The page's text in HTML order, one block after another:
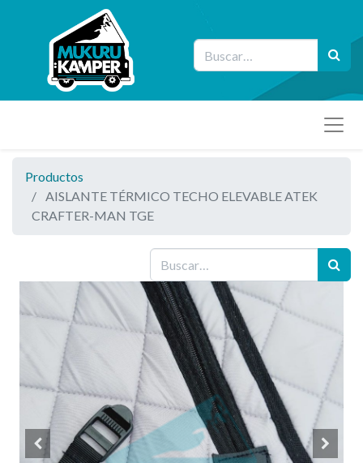
Productos
AISLANTE TÉRMICO TECHO ELEVABLE ATEK
CRAFTER-MAN TGE